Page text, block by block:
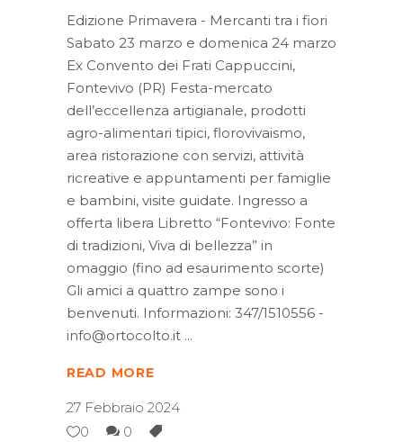
Edizione Primavera - Mercanti tra i fiori
Sabato 23 marzo e domenica 24 marzo
Ex Convento dei Frati Cappuccini,
Fontevivo (PR) Festa-mercato
dell’eccellenza artigianale, prodotti
agro-alimentari tipici, florovivaismo,
area ristorazione con servizi, attività
ricreative e appuntamenti per famiglie
e bambini, visite guidate. Ingresso a
offerta libera Libretto “Fontevivo: Fonte
di tradizioni, Viva di bellezza” in
omaggio (fino ad esaurimento scorte)
Gli amici a quattro zampe sono i
benvenuti. Informazioni: 347/1510556 -
info@ortocolto.it
READ MORE
27 Febbraio 2024
0
0